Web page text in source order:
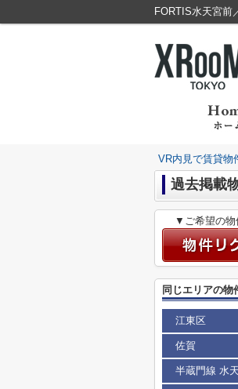
FORTIS水天宮
VR内見で賃貸物
過去掲載
▼ご希望の物
同じエリアの物
江東区
佐賀
半蔵門線 水